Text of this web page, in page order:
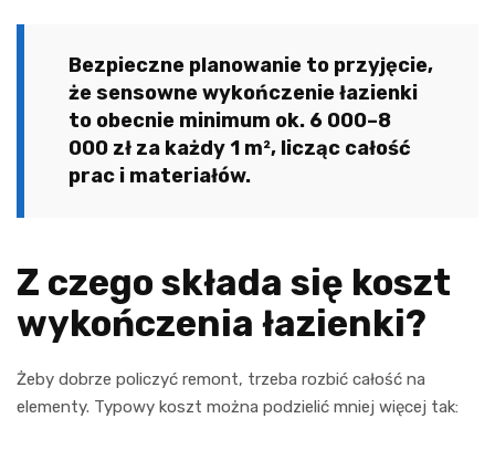
Bezpieczne planowanie to przyjęcie,
że sensowne wykończenie łazienki
to obecnie minimum ok. 6 000–8
000 zł za każdy 1 m², licząc całość
prac i materiałów.
Z czego składa się koszt
wykończenia łazienki?
Żeby dobrze policzyć remont, trzeba rozbić całość na
elementy. Typowy koszt można podzielić mniej więcej tak: